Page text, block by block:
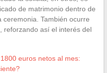
de matrimonio dentro de
También ocurre
reforzando así el interés del
euros netos al mes: